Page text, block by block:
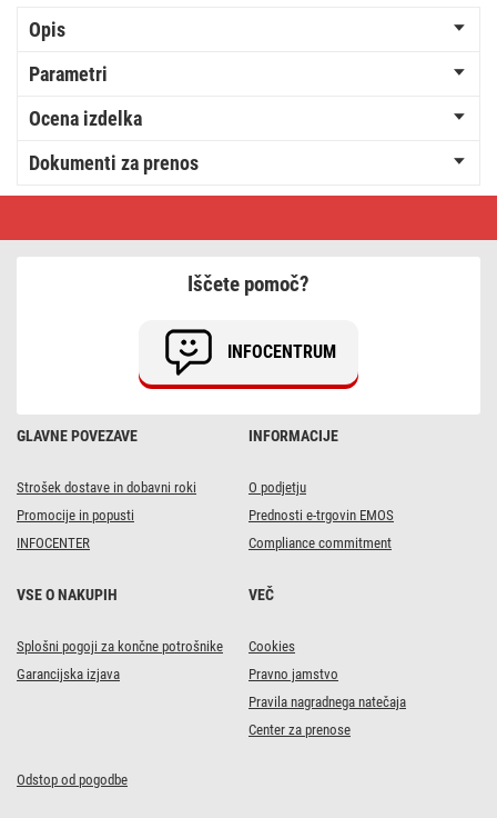
Opis
Parametri
Ocena izdelka
Dokumenti za prenos
GLAVNE POVEZAVE
Strošek dostave in dobavni roki
Promocije in popusti
INFOCENTER
INFORMACIJE
O podjetju
Prednosti e-trgovin EMOS
Compliance commitment
VSE O NAKUPIH
Splošni pogoji za končne potrošnike
Garancijska izjava
VEČ
Cookies
Pravno jamstvo
Pravila nagradnega natečaja
Center za prenose
Odstop od pogodbe
Iščete pomoč?
INFOCENTRUM